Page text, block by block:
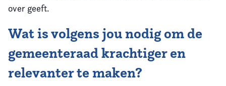
over geeft.
Wat is volgens jou nodig om de
gemeenteraad krachtiger en
relevanter te maken?